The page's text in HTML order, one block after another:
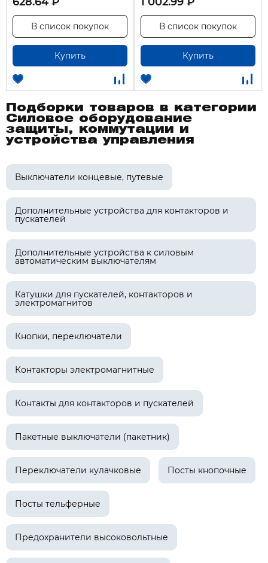
Купить
В список покупок
Купить
В список покупок
Подборки товаров в категории
Силовое оборудование
защиты, коммутации и
устройства управления
Выключатели концевые, путевые
Дополнительные устройства для контакторов и
пускателей
Дополнительные устройства к силовым
автоматическим выключателям
Катушки для пускателей, контакторов и
электромагнитов
Кнопки, переключатели
Контакторы электромагнитные
Контакты для контакторов и пускателей
Пакетные выключатели (пакетник)
Переключатели кулачковые Посты кнопочные
Посты тельферные
Предохранители высоковольтные